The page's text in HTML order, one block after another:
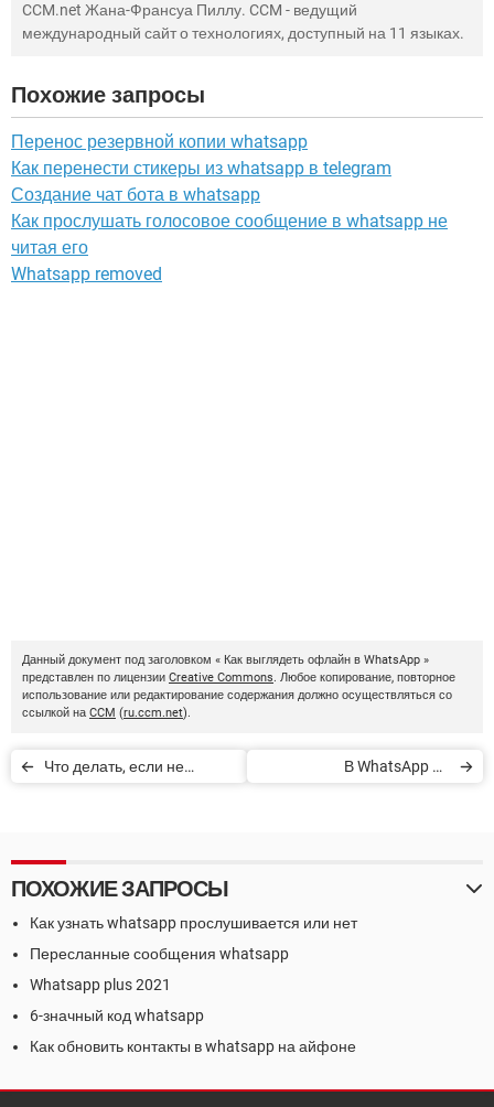
CCM.net Жана-Франсуа Пиллу. CCM - ведущий
международный сайт о технологиях, доступный на 11 языках.
Похожие запросы
Перенос резервной копии whatsapp
Как перенести стикеры из whatsapp в telegram
Создание чат бота в whatsapp
Как прослушать голосовое сообщение в whatsapp не
читая его
Whatsapp removed
Данный документ под заголовком « Как выглядеть офлайн в WhatsApp »
представлен по лицензии Creative Commons. Любое копирование, повторное
использование или редактирование содержания должно осуществляться со
ссылкой на CCM (ru.ccm.net).
Что делать, если не
В WhatsApp не
ПОХОЖИЕ ЗАПРОСЫ
Как узнать whatsapp прослушивается или нет
Пересланные сообщения whatsapp
Whatsapp plus 2021
6-значный код whatsapp
Как обновить контакты в whatsapp на айфоне